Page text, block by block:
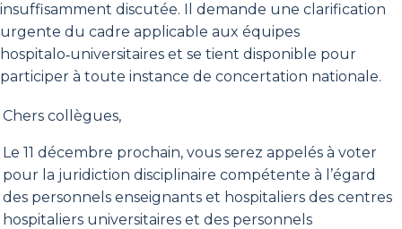
insuffisamment discutée. Il demande une clarification
urgente du cadre applicable aux équipes
hospitalo‑universitaires et se tient disponible pour
participer à toute instance de concertation nationale.
Chers collègues,
Le 11 décembre prochain, vous serez appelés à voter
pour la juridiction disciplinaire compétente à l’égard
des personnels enseignants et hospitaliers des centres
hospitaliers universitaires et des personnels